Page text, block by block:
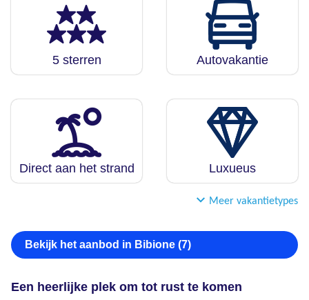
5 sterren Autovakantie
Direct aan het strand Luxueus
Meer vakantietypes
Bekijk het aanbod in Bibione (7)
Een heerlijke plek om tot rust te komen